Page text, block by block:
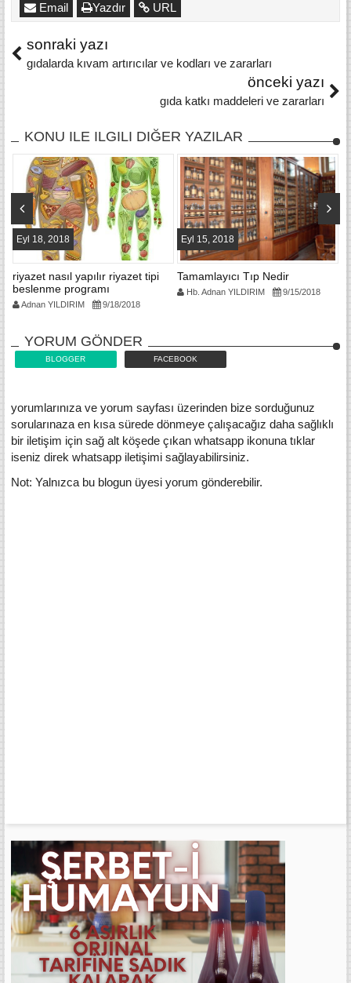
URL
Yazdır
Email
sonraki yazı
gıdalarda kıvam artırıcılar ve kodları ve zararları
önceki yazı
gıda katkı maddeleri ve zararları
KONU ILE ILGILI DIĞER YAZILAR
Eyl 18, 2018
riyazet nasıl yapılır riyazet tipi
beslenme programı
Adnan YILDIRIM 9/18/2018
Eyl 15, 2018
Tamamlayıcı Tıp Nedir
Hb. Adnan YILDIRIM 9/15/2018
YORUM GÖNDER
BLOGGER FACEBOOK
yorumlarınıza ve yorum sayfası üzerinden bize sorduğunuz
sorularınaza en kısa sürede dönmeye çalışacağız daha sağlıklı
bir iletişim için sağ alt köşede çıkan whatsapp ikonuna tıklar
iseniz direk whatsapp iletişimi sağlayabilirsiniz.
Not: Yalnızca bu blogun üyesi yorum gönderebilir.